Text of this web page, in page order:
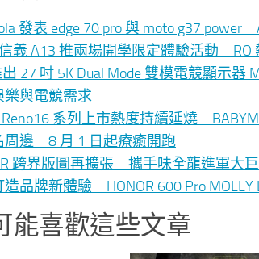
發表 edge 70 pro 與 moto g37
義 A13 推兩場開學限定體驗活動
出 27 吋 5K Dual Mode 雙模電競顯示
樂與電競需求
Reno16 系列上市熱度持續延燒
周邊 8 月 1 日起療癒開跑
跨界版圖再擴張 攜手味全龍進軍大
品牌新體驗 HONOR 600 Pro MOLLY
能喜歡這些文章